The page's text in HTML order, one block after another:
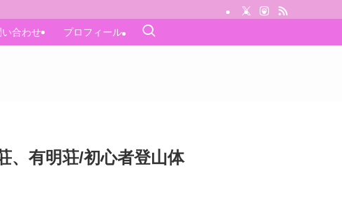
い合わせ プロフィール
、有明荘/初心者登山体